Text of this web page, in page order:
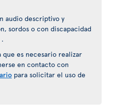
audio descriptivo y
sordos o con discapacidad
es necesario realizar
en contacto con
para solicitar el uso de